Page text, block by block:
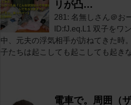
リが凸…
281: 名無しさん＠お
ID:fJ.eq.L1 双子をワ
中、元夫の浮気相手が訪ねてきた時
子たちは起こしても起こしても起き
電車で。周囲（